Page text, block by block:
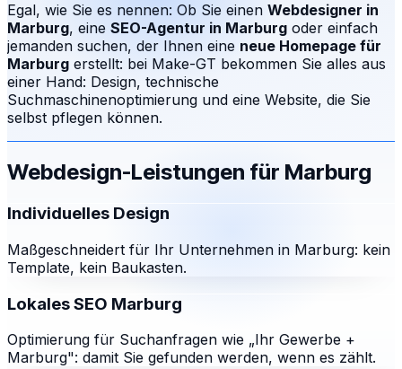
Egal, wie Sie es nennen: Ob Sie einen Webdesigner in
Marburg, eine SEO-Agentur in Marburg oder einfach
jemanden suchen, der Ihnen eine neue Homepage für
Marburg erstellt: bei Make-GT bekommen Sie alles aus
einer Hand: Design, technische
Suchmaschinenoptimierung und eine Website, die Sie
selbst pflegen können.
Webdesign-Leistungen für Marburg
Individuelles Design
Maßgeschneidert für Ihr Unternehmen in Marburg: kein
Template, kein Baukasten.
Lokales SEO Marburg
Optimierung für Suchanfragen wie „Ihr Gewerbe +
Marburg": damit Sie gefunden werden, wenn es zählt.